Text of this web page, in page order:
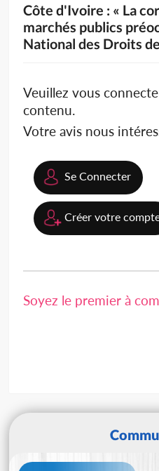
Côte d'Ivoire : « La
marchés publics
National des Droits
Veuillez vous
contenu.
Votre avis nous
Se Connecter
Créer votre
Soyez le premier à